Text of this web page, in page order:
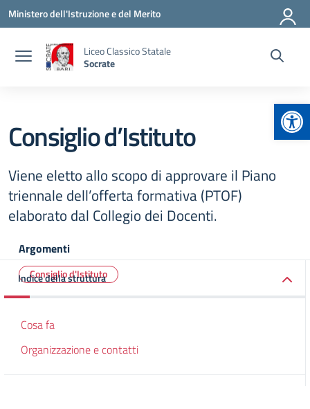
Vai ai contenuti
Vai al menu di navigazione
Vai al footer
Ministero dell'Istruzione e del Merito
Liceo Classico Statale
Socrate
Consiglio d’Istituto
Viene eletto allo scopo di approvare il Piano
triennale dell’offerta formativa (PTOF)
elaborato dal Collegio dei Docenti.
Argomenti
Consiglio d'Istituto
Indice della struttura
Cosa fa
Organizzazione e contatti